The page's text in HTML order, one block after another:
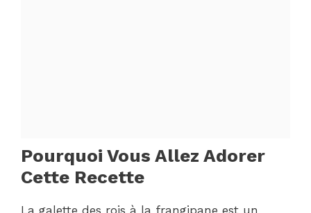
Pourquoi Vous Allez Adorer
Cette Recette